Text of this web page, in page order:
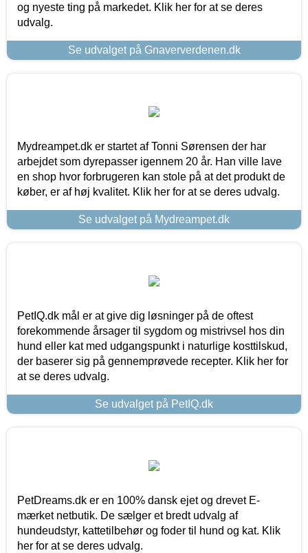
og nyeste ting på markedet. Klik her for at se deres
udvalg.
Se udvalget på Gnaververdenen.dk
Mydreampet.dk er startet af Tonni Sørensen der har
arbejdet som dyrepasser igennem 20 år. Han ville lave
en shop hvor forbrugeren kan stole på at det produkt de
køber, er af høj kvalitet. Klik her for at se deres udvalg.
Se udvalget på Mydreampet.dk
PetIQ.dk mål er at give dig løsninger på de oftest
forekommende årsager til sygdom og mistrivsel hos din
hund eller kat med udgangspunkt i naturlige kosttilskud,
der baserer sig på gennemprøvede recepter. Klik her for
at se deres udvalg.
Se udvalget på PetIQ.dk
PetDreams.dk er en 100% dansk ejet og drevet E-
mærket netbutik. De sælger et bredt udvalg af
hundeudstyr, kattetilbehør og foder til hund og kat. Klik
her for at se deres udvalg.